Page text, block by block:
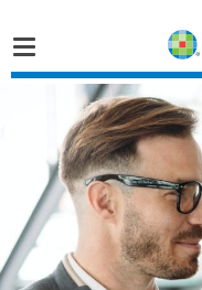
Home
Vakgebieden
Actueel